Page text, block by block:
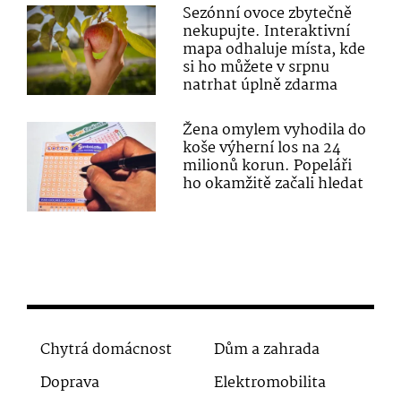
Sezónní ovoce zbytečně
nekupujte. Interaktivní
mapa odhaluje místa, kde
si ho můžete v srpnu
natrhat úplně zdarma
Žena omylem vyhodila do
koše výherní los na 24
milionů korun. Popeláři
ho okamžitě začali hledat
Chytrá domácnost
Dům a zahrada
Doprava
Elektromobilita